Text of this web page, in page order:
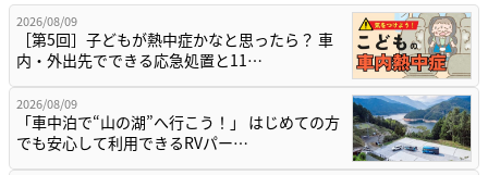
2026/08/09
［第5回］子どもが熱中症かなと思ったら？ 車
内・外出先でできる応急処置と11…
2026/08/09
「車中泊で“山の湖”へ行こう！」 はじめての方
でも安心して利用できるRVパー…